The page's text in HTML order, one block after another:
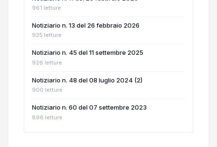
961 letture
Notiziario n. 13 del 26 febbraio 2026
935 letture
Notiziario n. 45 del 11 settembre 2025
926 letture
Notiziario n. 48 del 08 luglio 2024 (2)
900 letture
Notiziario n. 60 del 07 settembre 2023
896 letture